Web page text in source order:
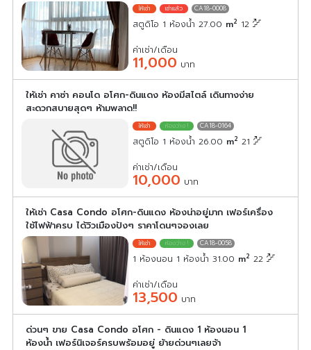
CA18-0008
สตูดิโอ 1 ห้องน้ำ 27.00 m2 12
ค่าเช่า/เดือน
11,000 บาท
ให้เช่า คาซ่า คอนโด อโศก-ดินแดง ห้องมีสไตล์ เดินทางง่าย
สะดวกสบายสุดๆ ห้ามพลาด!!
CA18-0164
สตูดิโอ 1 ห้องน้ำ 26.00 m2 21
ค่าเช่า/เดือน
10,000 บาท
ให้เช่า Casa Condo อโศก-ดินแดง ห้องน่าอยู่มาก เฟอร์เครื่อง
ใช้ไฟฟ้าครบ ได้วิวเมืองปังๆ ราคาโดนๆจองเลย
CA18-0058
1 ห้องนอน 1 ห้องน้ำ 31.00 m2 22
ค่าเช่า/เดือน
13,500 บาท
ด่วนๆ ขาย Casa Condo อโศก - ดินแดง 1 ห้องนอน 1
ห้องน้ำ เฟอร์นิเจอร์ครบพร้อมอยู่ ย้ายด่วนๆเลยจ้า